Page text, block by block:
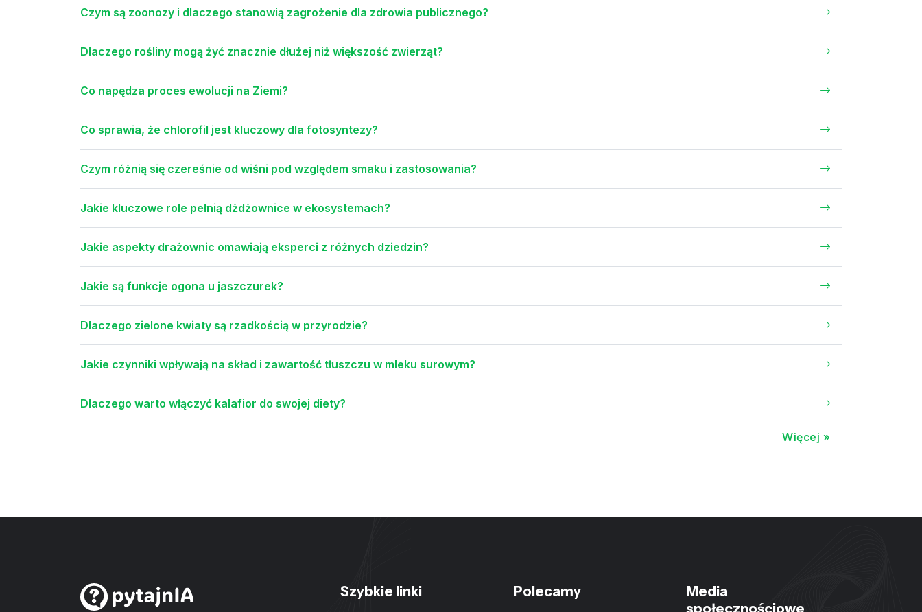
Czym są zoonozy i dlaczego stanowią zagrożenie dla zdrowia publicznego?
Dlaczego rośliny mogą żyć znacznie dłużej niż większość zwierząt?
Co napędza proces ewolucji na Ziemi?
Co sprawia, że chlorofil jest kluczowy dla fotosyntezy?
Czym różnią się czereśnie od wiśni pod względem smaku i zastosowania?
Jakie kluczowe role pełnią dżdżownice w ekosystemach?
Jakie aspekty drażownic omawiają eksperci z różnych dziedzin?
Jakie są funkcje ogona u jaszczurek?
Dlaczego zielone kwiaty są rzadkością w przyrodzie?
Jakie czynniki wpływają na skład i zawartość tłuszczu w mleku surowym?
Dlaczego warto włączyć kalafior do swojej diety?
Więcej »
Szybkie linki Polecamy
Media
społecznościowe